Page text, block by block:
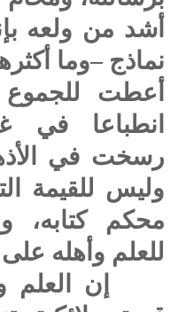
أشد من ولعه
نماذج –وما
أعطت للجموع
انطباعا في
رسخت في
وليس للقيمة
محكم كتابه،
للعلم وأهله
إن العلم